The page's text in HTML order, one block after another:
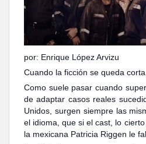
por: Enrique López Arvizu
Cuando la ficción se queda corta.
Como suele pasar cuando
de adaptar casos reales
Unidos, surgen siempre las
el idioma, que si el cast, lo
la mexicana Patricia Riggen le